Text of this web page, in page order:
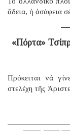
ἄδεια, ἡ ἀσάφεια
«Πόρτα»
Πρόκειται νά
στελέχη τῆς